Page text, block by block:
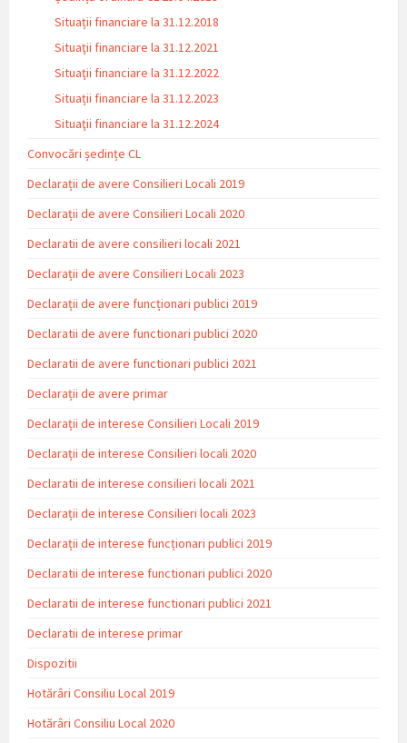
Situații financiare la 31.12.2018
Situaţii financiare la 31.12.2021
Situaţii financiare la 31.12.2022
Situații financiare la 31.12.2023
Situaţii financiare la 31.12.2024
Convocări ședințe CL
Declarații de avere Consilieri Locali 2019
Declarații de avere Consilieri Locali 2020
Declaratii de avere consilieri locali 2021
Declarații de avere Consilieri Locali 2023
Declarații de avere funcționari publici 2019
Declaratii de avere functionari publici 2020
Declaratii de avere functionari publici 2021
Declarații de avere primar
Declarații de interese Consilieri Locali 2019
Declarații de interese Consilieri locali 2020
Declaratii de interese consilieri locali 2021
Declarații de interese Consilieri locali 2023
Declarații de interese funcționari publici 2019
Declaratii de interese functionari publici 2020
Declaratii de interese functionari publici 2021
Declaratii de interese primar
Dispozitii
Hotărâri Consiliu Local 2019
Hotărâri Consiliu Local 2020